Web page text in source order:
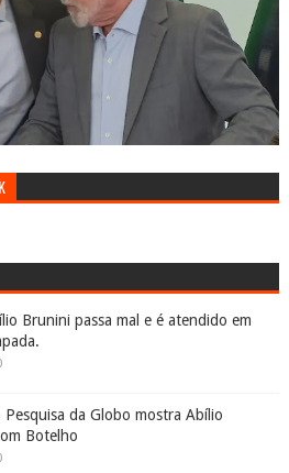
Brunini passa mal e é atendido em
Pesquisa da Globo mostra Abílio
Botelho